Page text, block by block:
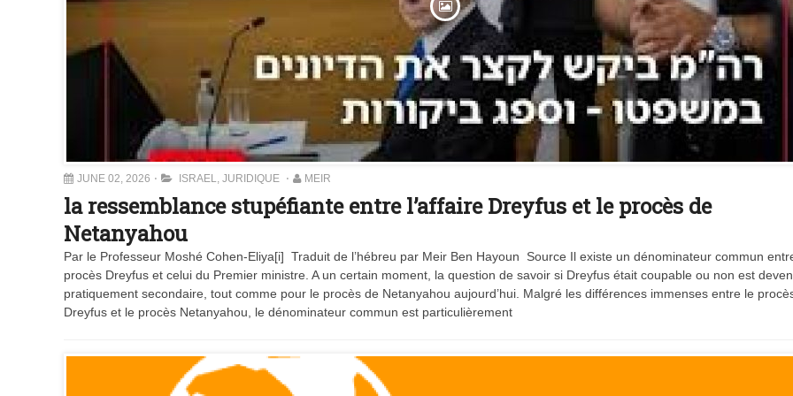
JUNE 02, 2026 ISRAEL, JURIDIQUE MEIR
la ressemblance stupéfiante entre l’affaire Dreyfus et le procès de
Netanyahou
Par le Professeur Moshé Cohen-Eliya[i] Traduit de l’hébreu par Meir Ben Hayoun Source Il existe un dénominateur commun
procès Dreyfus et celui du Premier ministre. A un certain moment, la question de savoir si Dreyfus était coupable ou non est
pratiquement secondaire, tout comme pour le procès de Netanyahou aujourd’hui. Malgré les différences immenses entre le
Dreyfus et le procès Netanyahou, le dénominateur commun est particulièrement